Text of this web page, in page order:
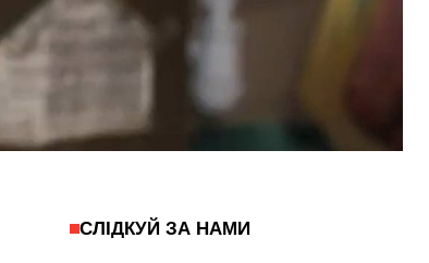
СЛІДКУЙ ЗА НАМИ